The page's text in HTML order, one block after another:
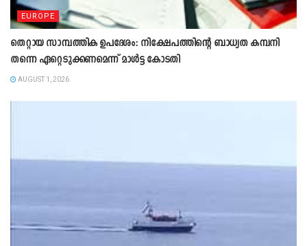
EUROPE
തെറ്റായ സാമ്പത്തിക ഉപദേശം: നിക്ഷേപത്തിന്റെ ബാധ്യത കമ്പനി
തന്നെ ഏറ്റെടുക്കണമെന്ന് മാൾട്ട കോടതി
AUGUST 1, 2026